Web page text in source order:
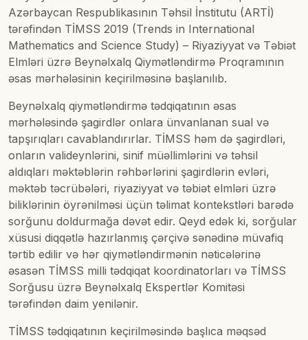
Azərbaycan Respublikasının Təhsil İnstitutu (ARTİ)
tərəfindən TİMSS 2019 (Trends in International
Mathematics and Science Study) – Riyaziyyat və Təbiət
Elmləri üzrə Beynəlxalq Qiymətləndirmə Proqramının
əsas mərhələsinin keçirilməsinə başlanılıb.
Beynəlxalq qiymətləndirmə tədqiqatının əsas
mərhələsində şagirdlər onlara ünvanlanan sual və
tapşırıqları cavablandırırlar. TİMSS həm də şagirdləri,
onların valideynlərini, sinif müəllimlərini və təhsil
aldıqları məktəblərin rəhbərlərini şagirdlərin evləri,
məktəb təcrübələri, riyaziyyat və təbiət elmləri üzrə
biliklərinin öyrənilməsi üçün təlimat kontekstləri barədə
sorğunu doldurmağa dəvət edir. Qeyd edək ki, sorğular
xüsusi diqqətlə hazırlanmış çərçivə sənədinə müvafiq
tərtib edilir və hər qiymətləndirmənin nəticələrinə
əsasən TİMSS milli tədqiqat koordinatorları və TİMSS
Sorğusu üzrə Beynəlxalq Ekspertlər Komitəsi
tərəfindən daim yenilənir.
TİMSS tədqiqatının keçirilməsində başlıca məqsəd